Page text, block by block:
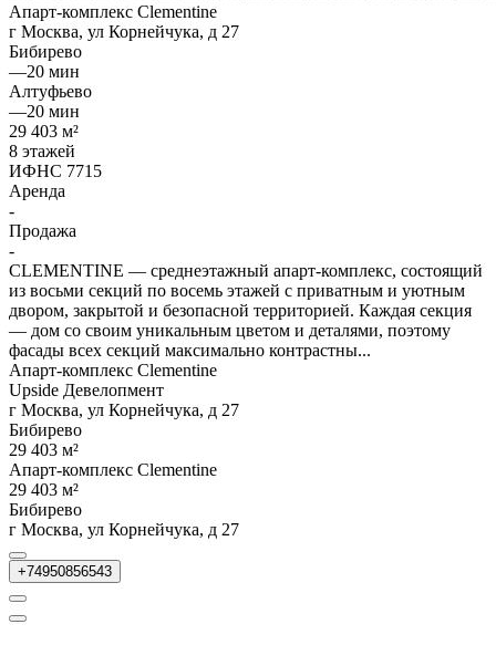
Апарт-комплекс Clementine
г Москва, ул Корнейчука, д 27
Бибирево
—20 мин
Алтуфьево
—20 мин
29 403 м²
8 этажей
ИФНС 7715
Аренда
-
Продажа
-
CLEMENTINE — среднеэтажный апарт-комплекс, состоящий
из восьми секций по восемь этажей с приватным и уютным
двором, закрытой и безопасной территорией. Каждая секция
— дом со своим уникальным цветом и деталями, поэтому
фасады всех секций максимально контрастны...
Апарт-комплекс Clementine
Upside Девелопмент
г Москва, ул Корнейчука, д 27
Бибирево
29 403 м²
Апарт-комплекс Clementine
29 403 м²
Бибирево
г Москва, ул Корнейчука, д 27
+74950856543